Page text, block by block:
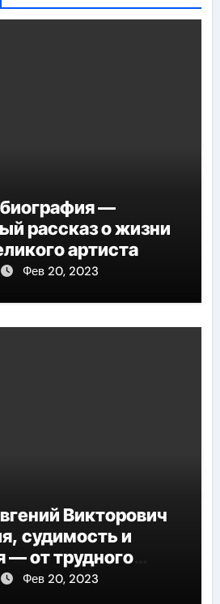
—
рассказ о жизни
артиста
Фев 20, 2023
Викторович
судимость и
— от трудного
успеха
Фев 20, 2023